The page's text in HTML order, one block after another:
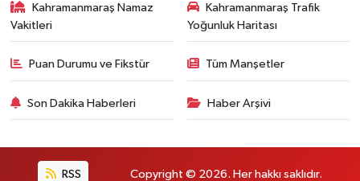
Kahramanmaraş Namaz
Vakitleri
Kahramanmaraş Trafik
Yoğunluk Haritası
Puan Durumu ve Fikstür Tüm Manşetler
Son Dakika Haberleri Haber Arşivi
RSS Copyright © 2026. Her hakkı saklıdır.